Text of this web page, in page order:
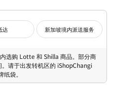
达 新加坡境内派送服务
选购 Lotte 和 Shilla 商品。部分商
请于出发转机区的 iShopChangi
袋。